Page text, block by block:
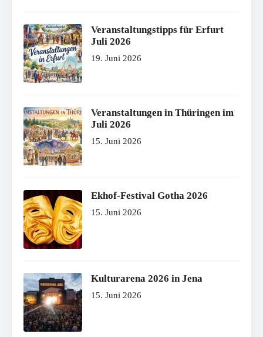
Veranstaltungstipps für Erfurt
Juli 2026
19. Juni 2026
Veranstaltungen in Thüringen im
Juli 2026
15. Juni 2026
Ekhof-Festival Gotha 2026
15. Juni 2026
Kulturarena 2026 in Jena
15. Juni 2026